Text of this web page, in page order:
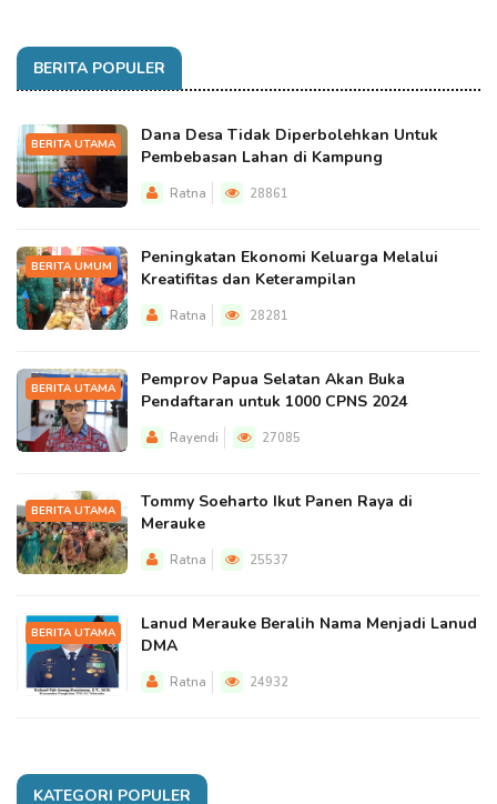
BERITA POPULER
BERITA UTAMA
Dana Desa Tidak Diperbolehkan Untuk
Pembebasan Lahan di Kampung
Ratna 28861
BERITA UMUM
Peningkatan Ekonomi Keluarga Melalui
Kreatifitas dan Keterampilan
Ratna 28281
BERITA UTAMA
Pemprov Papua Selatan Akan Buka
Pendaftaran untuk 1000 CPNS 2024
Rayendi 27085
BERITA UTAMA
Tommy Soeharto Ikut Panen Raya di
Merauke
Ratna 25537
BERITA UTAMA
Lanud Merauke Beralih Nama Menjadi Lanud
DMA
Ratna 24932
KATEGORI POPULER